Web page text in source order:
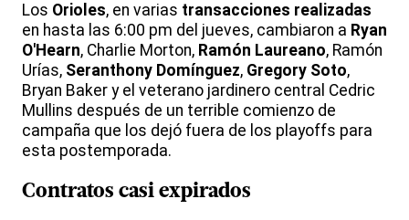
Los Orioles, en varias transacciones realizadas
en hasta las 6:00 pm del jueves, cambiaron a Ryan
O'Hearn, Charlie Morton, Ramón Laureano, Ramón
Urías, Seranthony Domínguez, Gregory Soto,
Bryan Baker y el veterano jardinero central Cedric
Mullins después de un terrible comienzo de
campaña que los dejó fuera de los playoffs para
esta postemporada.
Contratos casi expirados